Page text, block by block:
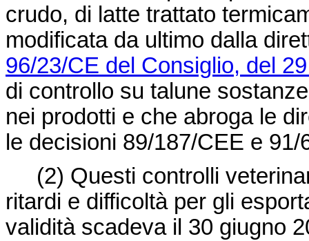
crudo, di latte trattato
modificata da ultimo dalla
96/23/CE del Consiglio, del
di controllo su talune
nei prodotti e che abroga le
le decisioni 89/187/CEE e 91/
(2) Questi controlli
ritardi e difficoltà per gli
validità scadeva il 30 giugno